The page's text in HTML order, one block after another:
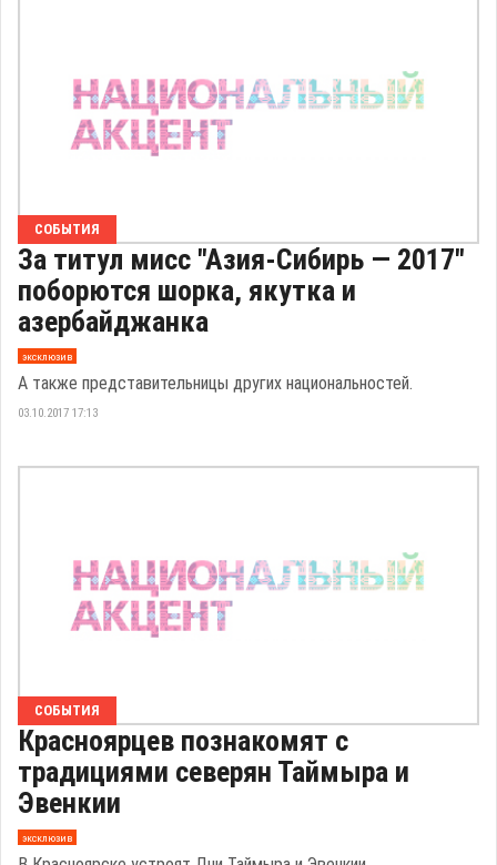
СОБЫТИЯ
За титул мисс "Азия-Сибирь — 2017"
поборются шорка, якутка и
азербайджанка
эксклюзив
А также представительницы других национальностей.
03.10.2017 17:13
СОБЫТИЯ
Красноярцев познакомят с
традициями северян Таймыра и
Эвенкии
эксклюзив